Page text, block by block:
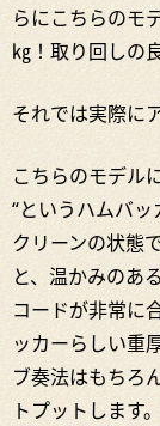
らにこちらのモ
㎏！取り回しの
それでは実際に
こちらのモデル
“というハムバッ
クリーンの状態
と、温かみのあ
コードが非常に
ッカーらしい重
ブ奏法はもちろ
トプットします